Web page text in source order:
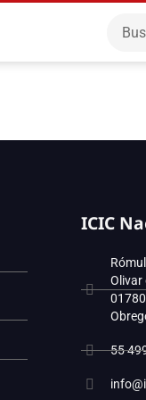
ICIC
Olivar
55